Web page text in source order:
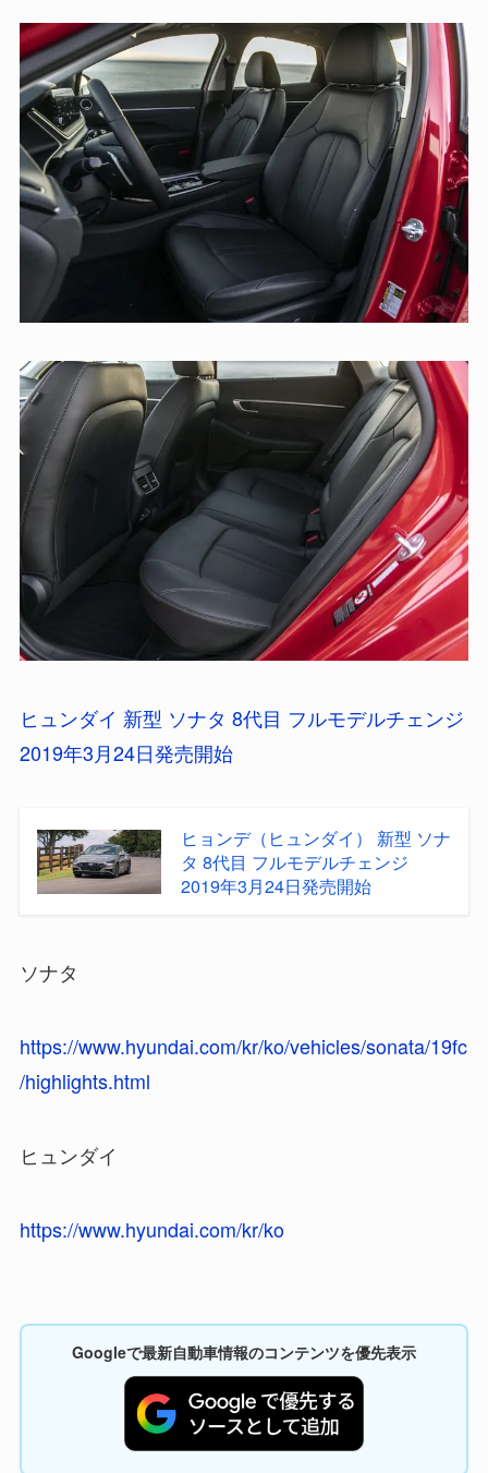
ヒュンダイ 新型 ソナタ 8代目 フルモデルチェンジ
2019年3月24日発売開始
ヒョンデ（ヒュンダイ） 新型 ソナ
タ 8代目 フルモデルチェンジ
2019年3月24日発売開始
ソナタ
https://www.hyundai.com/kr/ko/vehicles/sonata/19fc
/highlights.html
ヒュンダイ
https://www.hyundai.com/kr/ko
Googleで最新自動車情報のコンテンツを優先表示